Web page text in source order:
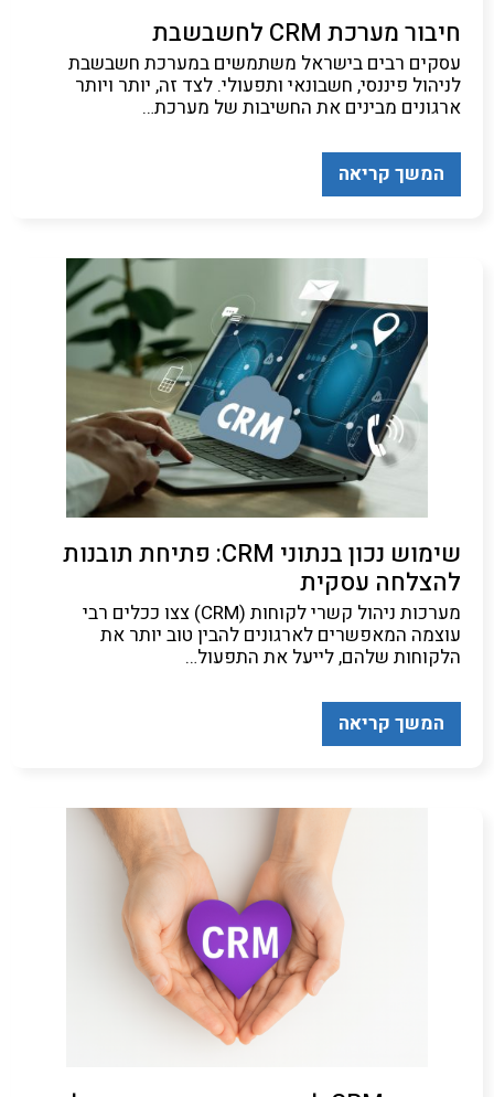
חיבור מערכת CRM לחשבשבת
עסקים רבים בישראל משתמשים במערכת חשבשבת
לניהול פיננסי, חשבונאי ותפעולי. לצד זה, יותר ויותר
ארגונים מבינים את החשיבות של מערכת…
המשך קריאה
שימוש נכון בנתוני CRM: פתיחת תובנות
להצלחה עסקית
מערכות ניהול קשרי לקוחות (CRM) צצו ככלים רבי
עוצמה המאפשרים לארגונים להבין טוב יותר את
הלקוחות שלהם, לייעל את התפעול…
המשך קריאה